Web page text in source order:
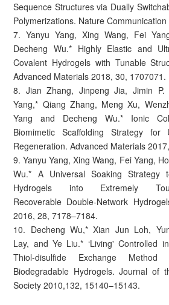
Sequence Structures via Dually
Polymerizations. Nature
7. Yanyu Yang, Xing Wang, Fei
Decheng Wu.* Highly Elastic and
Covalent Hydrogels with Tunable
Advanced Materials 2018, 30, 1707071.
8. Jian Zhang, Jinpeng Jia, Jimin
Yang,* Qiang Zhang, Meng Xu,
Yang and Decheng Wu.* Ionic
Biomimetic Scaffolding Strategy for
Regeneration. Advanced Materials
9. Yanyu Yang, Xing Wang, Fei Yang,
Wu.* A Universal Soaking Strategy
Hydrogels into Extremely
Recoverable Double-Network
2016, 28, 7178–7184.
10. Decheng Wu,* Xian Jun Loh,
Lay, and Ye Liu.* ‘Living' Controlled
Thiol-disulfide Exchange Method
Biodegradable Hydrogels. Journal of
Society 2010,132, 15140–15143.